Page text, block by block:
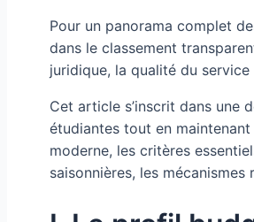
Pour un panorama complet
dans le classement
juridique, la qualité du
Cet article s’inscrit dans une
étudiantes tout en
moderne, les critères
saisonnières, les